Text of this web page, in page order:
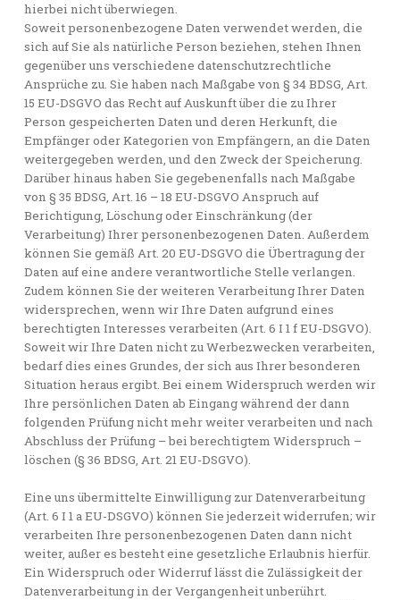
hierbei nicht überwiegen.
Soweit personenbezogene Daten verwendet werden, die
sich auf Sie als natürliche Person beziehen, stehen Ihnen
gegenüber uns verschiedene datenschutzrechtliche
Ansprüche zu. Sie haben nach Maßgabe von § 34 BDSG, Art.
15 EU-DSGVO das Recht auf Auskunft über die zu Ihrer
Person gespeicherten Daten und deren Herkunft, die
Empfänger oder Kategorien von Empfängern, an die Daten
weitergegeben werden, und den Zweck der Speicherung.
Darüber hinaus haben Sie gegebenenfalls nach Maßgabe
von § 35 BDSG, Art. 16 – 18 EU-DSGVO Anspruch auf
Berichtigung, Löschung oder Einschränkung (der
Verarbeitung) Ihrer personenbezogenen Daten. Außerdem
können Sie gemäß Art. 20 EU-DSGVO die Übertragung der
Daten auf eine andere verantwortliche Stelle verlangen.
Zudem können Sie der weiteren Verarbeitung Ihrer Daten
widersprechen, wenn wir Ihre Daten aufgrund eines
berechtigten Interesses verarbeiten (Art. 6 I 1 f EU-DSGVO).
Soweit wir Ihre Daten nicht zu Werbezwecken verarbeiten,
bedarf dies eines Grundes, der sich aus Ihrer besonderen
Situation heraus ergibt. Bei einem Widerspruch werden wir
Ihre persönlichen Daten ab Eingang während der dann
folgenden Prüfung nicht mehr weiter verarbeiten und nach
Abschluss der Prüfung – bei berechtigtem Widerspruch –
löschen (§ 36 BDSG, Art. 21 EU-DSGVO).
Eine uns übermittelte Einwilligung zur Datenverarbeitung
(Art. 6 I 1 a EU-DSGVO) können Sie jederzeit widerrufen; wir
verarbeiten Ihre personenbezogenen Daten dann nicht
weiter, außer es besteht eine gesetzliche Erlaubnis hierfür.
Ein Widerspruch oder Widerruf lässt die Zulässigkeit der
Datenverarbeitung in der Vergangenheit unberührt.